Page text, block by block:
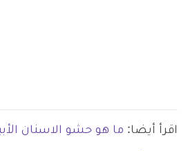
اقرأ أيضا: ما هو حشو الاسنان